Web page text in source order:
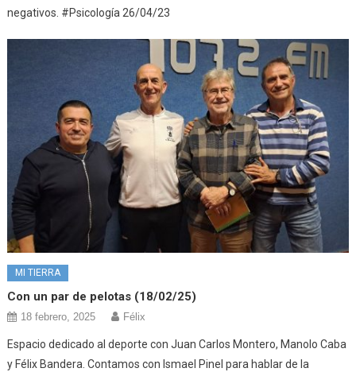
negativos. #Psicología 26/04/23
MI TIERRA
Con un par de pelotas (18/02/25)
18 febrero, 2025 Félix
Espacio dedicado al deporte con Juan Carlos Montero, Manolo Caba
y Félix Bandera. Contamos con Ismael Pinel para hablar de la